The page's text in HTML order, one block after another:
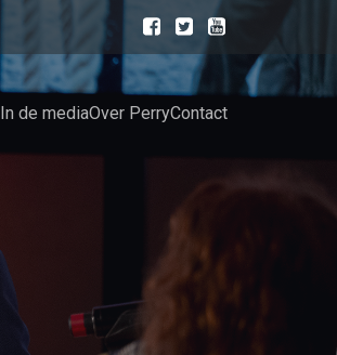
In de mediaOver PerryContact